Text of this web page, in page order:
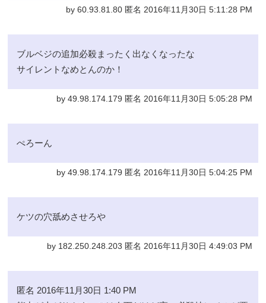
by 60.93.81.80 匿名 2016年11月30日 5:11:28 PM
ブルベジの追加必殺まったく出なくなったな
サイレントなめとんのか！
by 49.98.174.179 匿名 2016年11月30日 5:05:28 PM
ぺろーん
by 49.98.174.179 匿名 2016年11月30日 5:04:25 PM
ケツの穴舐めさせろや
by 182.250.248.203 匿名 2016年11月30日 4:49:03 PM
匿名 2016年11月30日 1:40 PM